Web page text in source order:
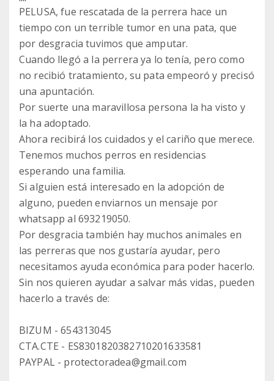
PELUSA, fue rescatada de la perrera hace un
tiempo con un terrible tumor en una pata, que
por desgracia tuvimos que amputar.
Cuando llegó a la perrera ya lo tenía, pero como
no recibió tratamiento, su pata empeoró y precisó
una apuntación.
Por suerte una maravillosa persona la ha visto y
la ha adoptado.
Ahora recibirá los cuidados y el cariño que merece.
Tenemos muchos perros en residencias
esperando una familia.
Si alguien está interesado en la adopción de
alguno, pueden enviarnos un mensaje por
whatsapp al 693219050.
Por desgracia también hay muchos animales en
las perreras que nos gustaría ayudar, pero
necesitamos ayuda económica para poder hacerlo.
Sin nos quieren ayudar a salvar más vidas, pueden
hacerlo a través de:
BIZUM - 654313045
CTA.CTE - ES8301820382710201633581
PAYPAL - protectoradea@gmail.com